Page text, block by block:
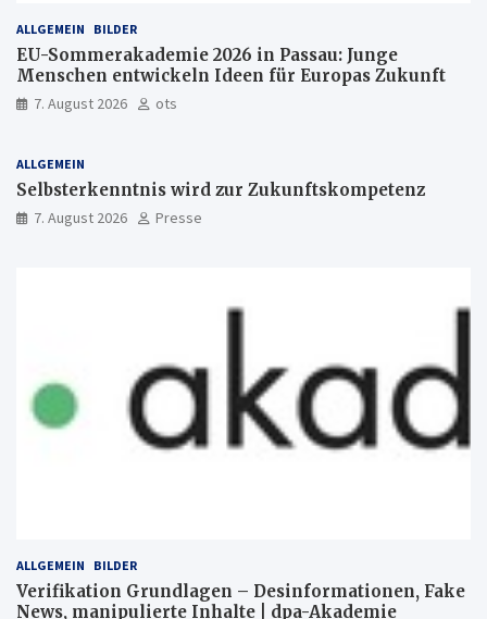
ALLGEMEIN BILDER
EU-Sommerakademie 2026 in Passau: Junge
Menschen entwickeln Ideen für Europas Zukunft
7. August 2026 ots
ALLGEMEIN
Selbsterkenntnis wird zur Zukunftskompetenz
7. August 2026 Presse
ALLGEMEIN BILDER
Verifikation Grundlagen – Desinformationen, Fake
News, manipulierte Inhalte | dpa-Akademie